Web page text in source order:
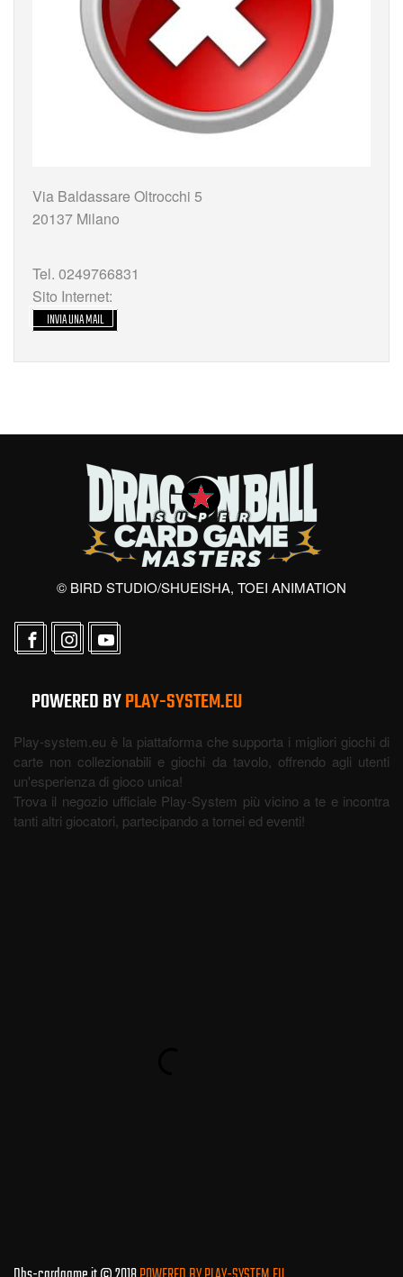
Via Baldassare Oltrocchi 5
20137 Milano
Tel. 0249766831
Sito Internet:
INVIA UNA MAIL
© BIRD STUDIO/SHUEISHA, TOEI ANIMATION
POWERED BYPLAY-SYSTEM.EU
Play-system.eu è la piattaforma che supporta i migliori giochi di
carte non collezionabili e giochi da tavolo, offrendo agli utenti
un'esperienza di gioco unica!
Trova il negozio ufficiale Play-System più vicino a te e incontra
tanti altri giocatori, partecipando a tornei ed eventi!